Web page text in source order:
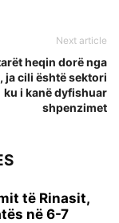
Next article
heqin dorë nga
ja cili është sektori
ku i kanë dyfishuar
shpenzimet
të Rinasit,
në 6-7